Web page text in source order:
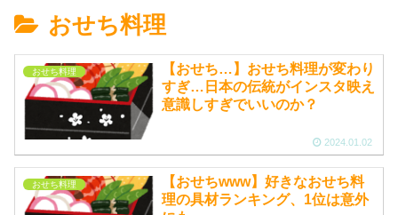
おせち料理
おせち料理
【おせち…】おせち料理が変わり
すぎ…日本の伝統がインスタ映え
意識しすぎでいいのか？
2024.01.02
おせち料理
【おせちwww】好きなおせち料
理の具材ランキング、1位は意外